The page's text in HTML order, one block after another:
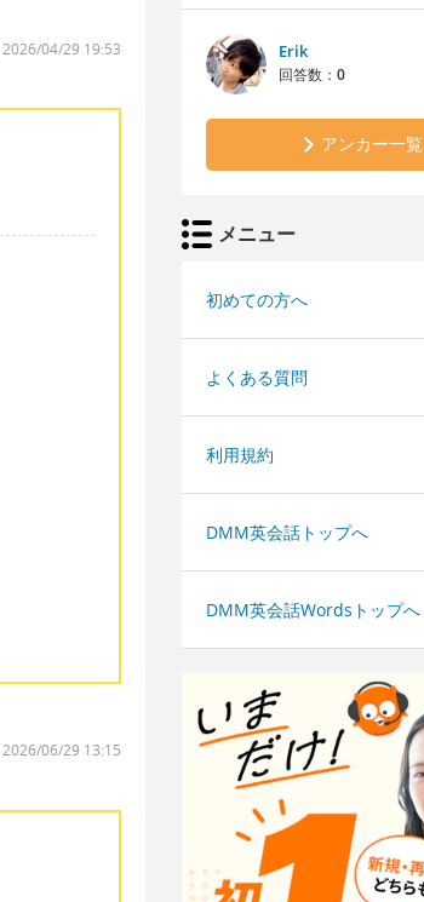
2026/04/29 19:53
2026/06/29 13:15
Erik
回答数： 0
アンカー一覧
メニュー
初めての方へ
よくある質問
利用規約
DMM英会話トップへ
DMM英会話Wordsトップへ